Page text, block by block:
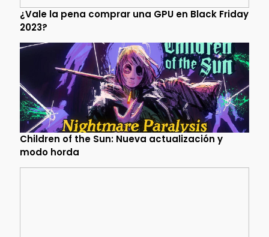
¿Vale la pena comprar una GPU en Black Friday
2023?
Children of the Sun: Nueva actualización y
modo horda